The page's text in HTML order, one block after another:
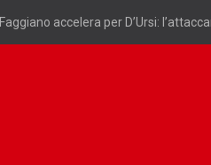
Faggiano accelera per D’Ursi: